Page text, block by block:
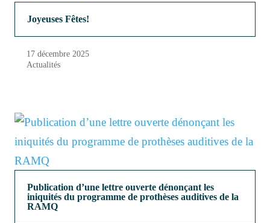
Joyeuses Fêtes!
17 décembre 2025
Actualités
Publication d’une lettre ouverte dénonçant les
iniquités du programme de prothèses auditives de la
RAMQ